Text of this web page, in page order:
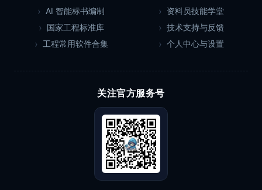
AI 智能标书编制
国家工程标准库
工程常用软件合集
资料员技能学堂
技术支持与反馈
个人中心与设置
关注官方服务号